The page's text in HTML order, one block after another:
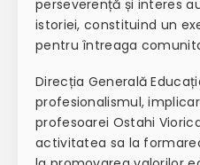
perseverență și interes
istoriei, constituind un
pentru întreaga
Direcția Generală
profesionalismul,
profesoarei Ostahi
activitatea sa la